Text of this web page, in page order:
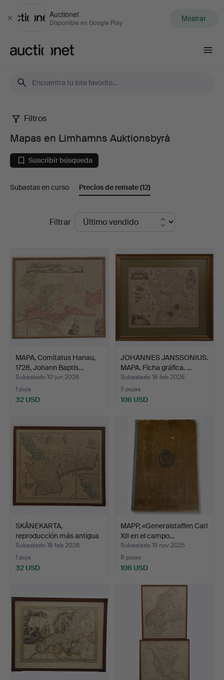
Cerrar
Auctionet
Disponible en Google Play Mostrar
Mapas
en
Limhamns
Auktionsbyrå
Filtros
Mapas en Limhamns Auktionsbyrå
Suscribir búsqueda
Subastas en curso Precios de remate(12)
remate
Filtrar
MAPA, Comitatus Hanau,
1728, Johann Baptis…
Subastado 10 jun 2026
1 puja
32 USD
JOHANNES JANSSONIUS.
MAPA. Ficha gráfica. …
Subastado 18 feb 2026
5 pujas
106 USD
SKÅNEKARTA,
reproducción más antigua
según…
Subastado 18 feb 2026
1 puja
32 USD
MAPP, «Generalstaffen Carl
XII en el campo…
Subastado 15 nov 2025
8 pujas
106 USD